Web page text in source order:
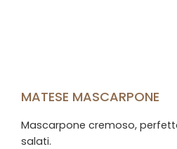
MATESE MASCARPONE
Mascarpone cremoso,
salati.